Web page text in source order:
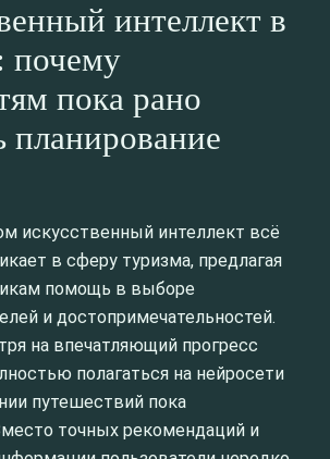
интеллект в
почему
пока рано
планирование
искусственный интеллект всё
в сферу туризма, предлагая
помощь в выборе
и достопримечательностей.
на впечатляющий прогресс
полагаться на нейросети
путешествий пока
точных рекомендаций и